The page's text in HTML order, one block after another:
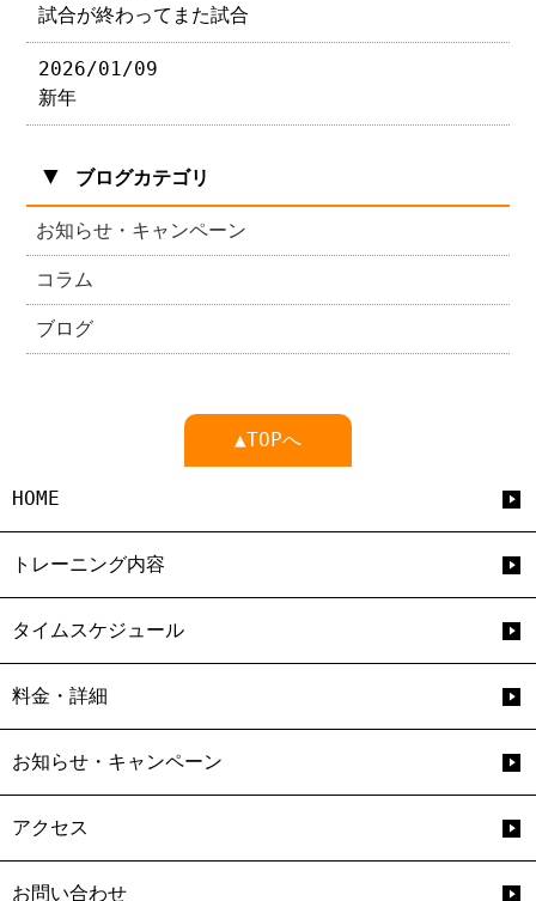
試合が終わってまた試合
2026/01/09
新年
▼ ブログカテゴリ
お知らせ・キャンペーン
コラム
ブログ
▲TOPへ
HOME
トレーニング内容
タイムスケジュール
料金・詳細
お知らせ・キャンペーン
アクセス
お問い合わせ